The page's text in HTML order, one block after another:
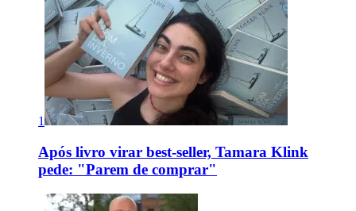
1
Após livro virar best-seller, Tamara Klink
pede: "Parem de comprar"